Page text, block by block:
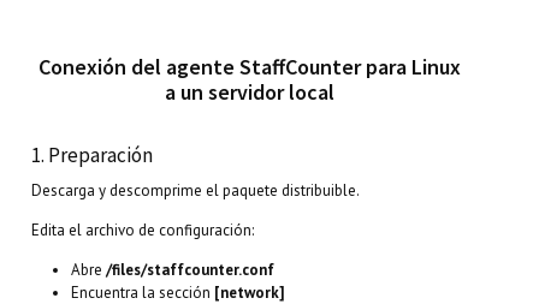
Conexión del agente StaffCounter para Linux
a un servidor local
1. Preparación
Descarga y descomprime el paquete distribuible.
Edita el archivo de configuración:
Abre /files/staffcounter.conf
Encuentra la sección [network]